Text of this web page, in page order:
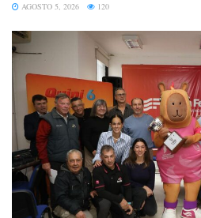
AGOSTO 5, 2026 120